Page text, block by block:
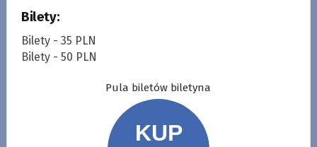
Bilety:
Bilety - 35 PLN
Bilety - 50 PLN
Pula biletów biletyna